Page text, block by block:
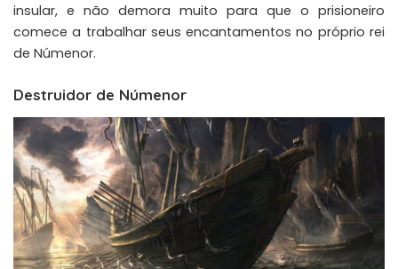
insular, e não demora muito para que o prisioneiro
comece a trabalhar seus encantamentos no próprio rei
de Númenor.
Destruidor de Númenor